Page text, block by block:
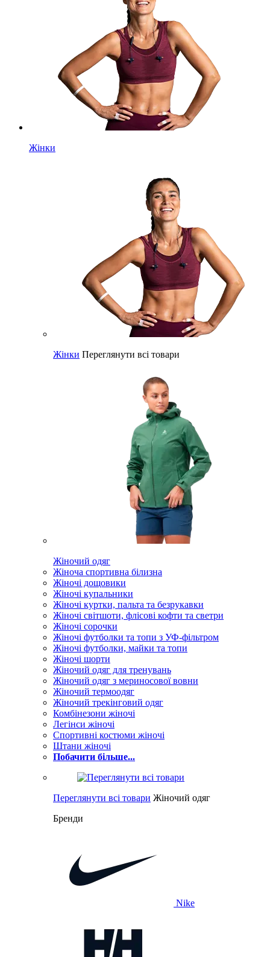
Жінки
Жінки Переглянути всі товари
Жіночий одяг
Жіноча спортивна білизна
Жіночі дощовики
Жіночі купальники
Жіночі куртки, пальта та безрукавки
Жіночі світшоти, флісові кофти та светри
Жіночі сорочки
Жіночі футболки та топи з УФ-фільтром
Жіночі футболки, майки та топи
Жіночі шорти
Жіночий одяг для тренувань
Жіночий одяг з мериносової вовни
Жіночий термоодяг
Жіночий трекінговий одяг
Комбінезони жіночі
Легінси жіночі
Спортивні костюми жіночі
Штани жіночі
Побачити більше...
Переглянути всі товари Жіночий одяг
Бренди
Nike